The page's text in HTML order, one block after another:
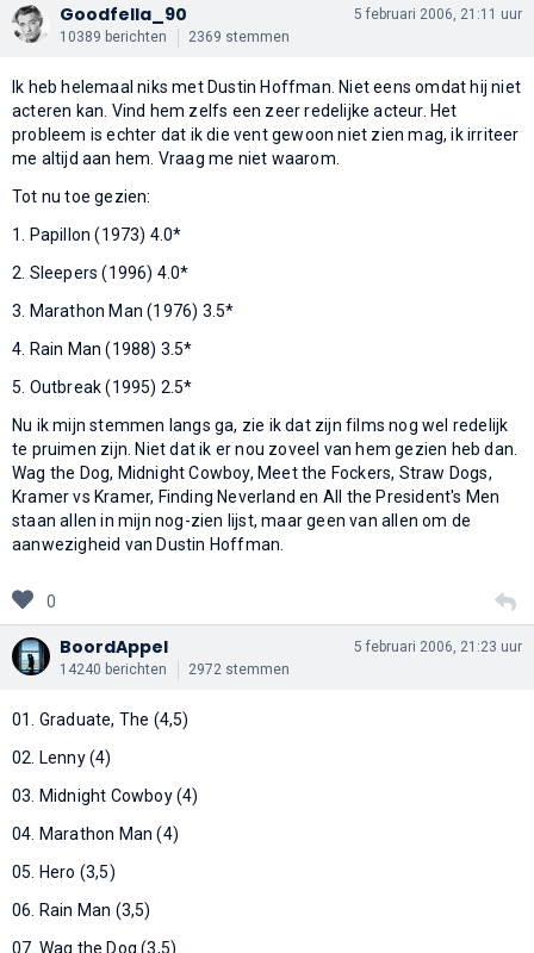
Goodfella_90
10389 berichten 2369 stemmen
5 februari 2006, 21:11 uur
Ik heb helemaal niks met Dustin Hoffman. Niet eens omdat hij niet
acteren kan. Vind hem zelfs een zeer redelijke acteur. Het
probleem is echter dat ik die vent gewoon niet zien mag, ik irriteer
me altijd aan hem. Vraag me niet waarom.
Tot nu toe gezien:
1. Papillon (1973) 4.0*
2. Sleepers (1996) 4.0*
3. Marathon Man (1976) 3.5*
4. Rain Man (1988) 3.5*
5. Outbreak (1995) 2.5*
Nu ik mijn stemmen langs ga, zie ik dat zijn films nog wel redelijk
te pruimen zijn. Niet dat ik er nou zoveel van hem gezien heb dan.
Wag the Dog, Midnight Cowboy, Meet the Fockers, Straw Dogs,
Kramer vs Kramer, Finding Neverland en All the President's Men
staan allen in mijn nog-zien lijst, maar geen van allen om de
aanwezigheid van Dustin Hoffman.
0
BoordAppel
14240 berichten 2972 stemmen
5 februari 2006, 21:23 uur
01. Graduate, The (4,5)
02. Lenny (4)
03. Midnight Cowboy (4)
04. Marathon Man (4)
05. Hero (3,5)
06. Rain Man (3,5)
07. Wag the Dog (3,5)